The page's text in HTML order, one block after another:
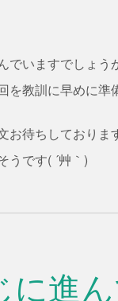
いますでしょう
を教訓に早めに準
お待ちしておりま
うです( ´艸｀)
に進